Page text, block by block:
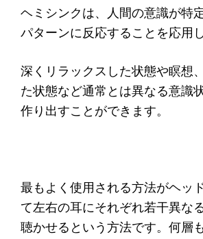
ヘミシンクは、人間の意識が特
パターンに反応することを応用
深くリラックスした状態や瞑想
た状態など通常とは異なる意識
作り出すことができます。
最もよく使用される方法がヘッ
て左右の耳にそれぞれ若干異な
聴かせるという方法です。何層